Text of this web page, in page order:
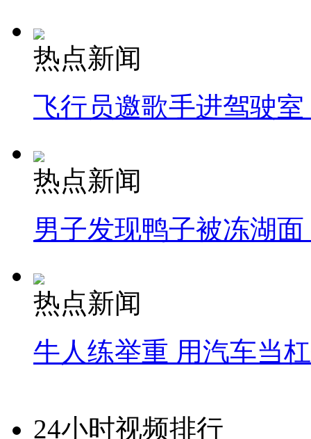
热点新闻
飞行员邀歌手进驾驶
热点新闻
男子发现鸭子被冻湖
热点新闻
牛人练举重 用汽车当
24小时视频排行